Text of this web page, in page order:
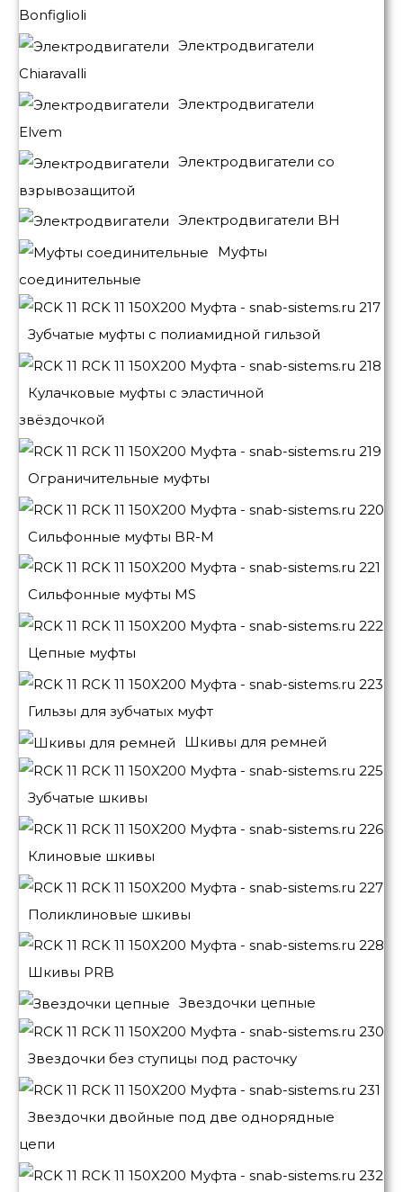
Bonfiglioli
Электродвигатели
Chiaravalli
Электродвигатели
Elvem
Электродвигатели со
взрывозащитой
Электродвигатели BH
Муфты
соединительные
Зубчатые муфты с полиамидной гильзой
Кулачковые муфты с эластичной
звёздочкой
Ограничительные муфты
Сильфонные муфты BR-M
Сильфонные муфты MS
Цепные муфты
Гильзы для зубчатых муфт
Шкивы для ремней
Зубчатые шкивы
Клиновые шкивы
Поликлиновые шкивы
Шкивы PRB
Звездочки цепные
Звездочки без ступицы под расточку
Звездочки двойные под две однорядные
цепи